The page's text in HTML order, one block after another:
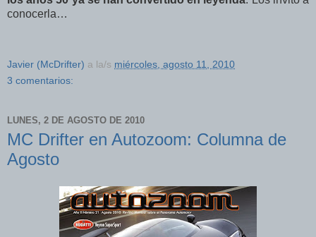
conocerla…
Javier (McDrifter) a la/s miércoles, agosto 11, 2010
3 comentarios:
LUNES, 2 DE AGOSTO DE 2010
MC Drifter en Autozoom: Columna de
Agosto